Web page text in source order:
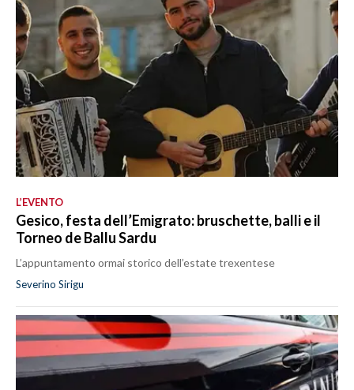
L’EVENTO
Gesico, festa dell’Emigrato: bruschette, balli e il
Torneo de Ballu Sardu
L’appuntamento ormai storico dell’estate trexentese
Severino Sirigu